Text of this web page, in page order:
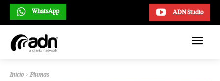
ADN Studio
WhatsApp
Inicio Plumas